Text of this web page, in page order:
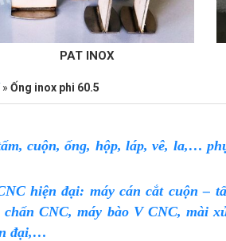
» Ống inox phi 60.5
cuộn, ống, hộp, láp, vê, la,…
hiện đại: máy cán cắt cuộn –
CNC, máy bào V CNC, mài
đại,…